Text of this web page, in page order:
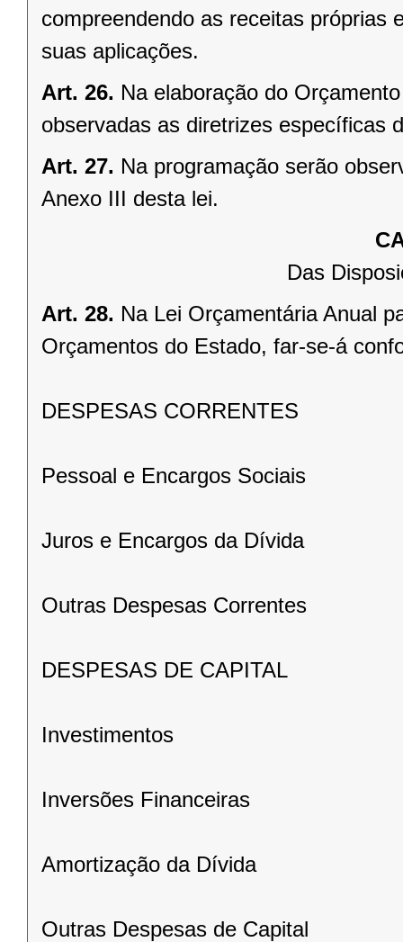
compreendendo as receitas próprias
suas aplicações.
Art. 26. Na elaboração do
observadas as diretrizes específicas
Art. 27. Na programação serão
Anexo III desta lei.
Das
Art. 28. Na Lei Orçamentária Anual
Orçamentos do Estado, far-se-á
DESPESAS CORRENTES
Pessoal e Encargos Sociais
Juros e Encargos da Dívida
Outras Despesas Correntes
DESPESAS DE CAPITAL
Investimentos
Inversões Financeiras
Amortização da Dívida
Outras Despesas de Capital